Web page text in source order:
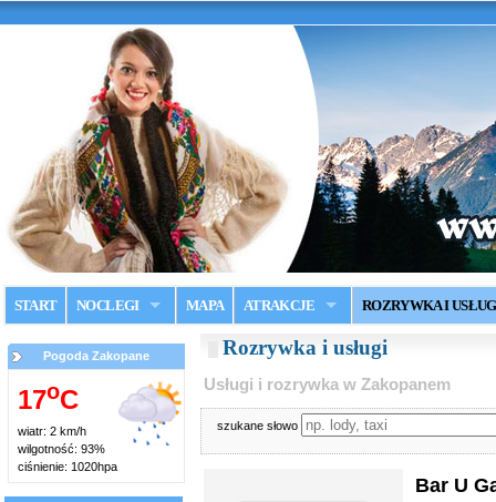
START NOCLEGI MAPA ATRAKCJE ROZRYWKA I
Pogoda Zakopane
17oC
wiatr: 2 km/h
wilgotność: 93%
ciśnienie: 1020hpa
Rozrywka i usługi
Usługi i rozrywka w Zakopanem
szukane słowo
Bar U